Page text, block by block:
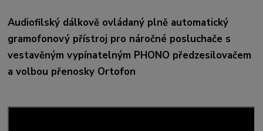
Audiofilský dálkově ovládaný plně automatický
gramofonový přístroj pro náročné posluchače s
vestavěným vypínatelným PHONO předzesilovačem
a volbou přenosky Ortofon